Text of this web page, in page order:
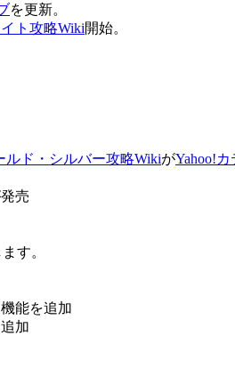
を更新。
ト攻略Wiki開始。
ド・シルバー攻略WikiがYahoo!カ
売
す。
能を追加
加